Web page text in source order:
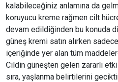
kalabileceğiniz anlamına da
koruyucu kreme rağmen cilt
devam edildiğinden bu konuda
güneş kremi satın alırken
içeriğinde yer alan tüm
Cildin güneşten gelen zararlı
sıra, yaşlanma belirtilerini